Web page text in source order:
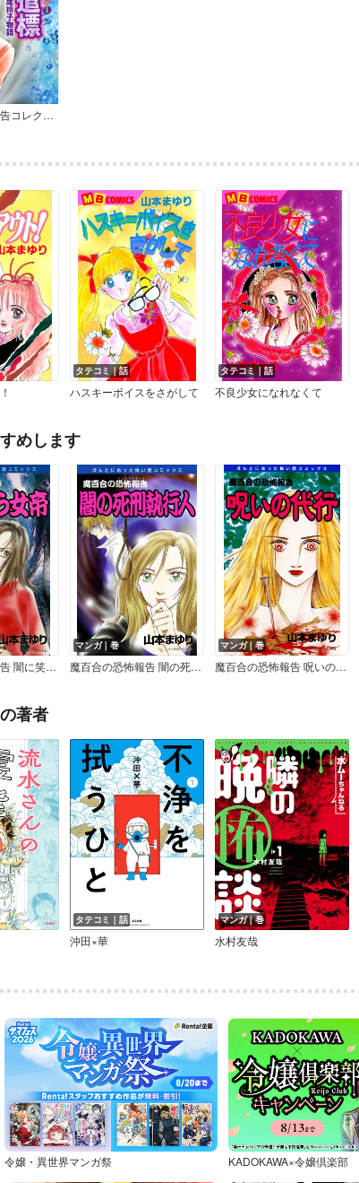
魔百合の恐怖報告コレクション
タテコミ｜話
ハスキーボイスをさがして
タテコミ｜話
不良少女になれなくて
めします
魔百合の恐怖報告 闇に笑う女帝
マンガ｜巻
魔百合の恐怖報告 闇の死刑執行人
マンガ｜巻
魔百合の恐怖報告 呪いの代行
著者
タテコミ｜話
沖田×華
マンガ｜巻
水村友哉
令嬢・異世界マンガ祭 KADOKAWA×令嬢倶楽部